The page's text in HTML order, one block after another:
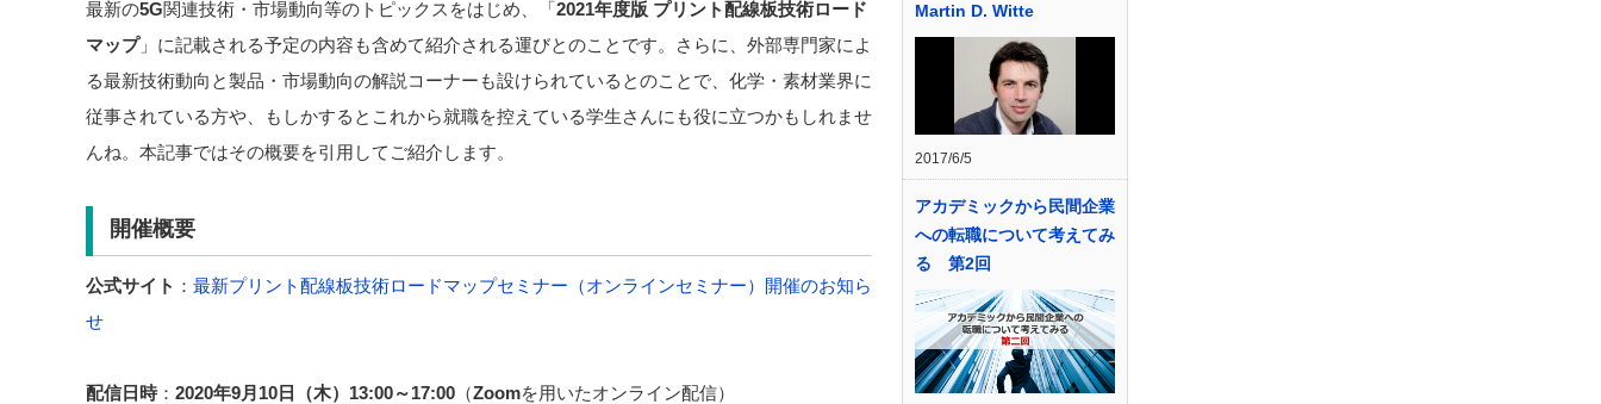
最新の5G関連技術・市場動向等のトピックスをはじめ、「2021年度版 プリント配線板技術ロード
マップ」に記載される予定の内容も含めて紹介される運びとのことです。さらに、外部専門家によ
る最新技術動向と製品・市場動向の解説コーナーも設けられているとのことで、化学・素材業界に
従事されている方や、もしかするとこれから就職を控えている学生さんにも役に立つかもしれませ
んね。本記事ではその概要を引用してご紹介します。
開催概要
公式サイト ： 最新プリント配線板技術ロードマップセミナー（オンラインセミナー）開催のお知ら
せ
配信日時： 2020年9月10 日（木）13:00～17:00 （Zoomを用いたオンライン配信）
Martin D. Witte
2017/6/5
アカデミックから民間企業
への転職について考えてみ
る 第2回